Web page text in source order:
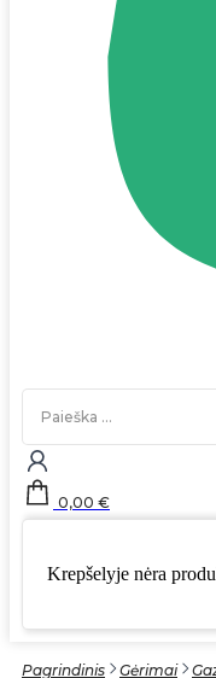
Search
0,00 €
Krepšelyje nėra
Pagrindinis Gėrimai